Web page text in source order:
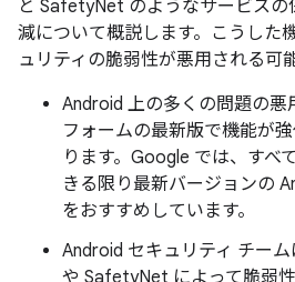
と SafetyNet のようなサービス
減について概説します。こうした
ュリティの脆弱性が悪用される可
Android 上の多くの問題の悪
フォームの最新版で機能が
ります。Google では、すべ
きる限り最新バージョンの
をおすすめしています。
Android セキュリティ チーム
や SafetyNet によって脆弱